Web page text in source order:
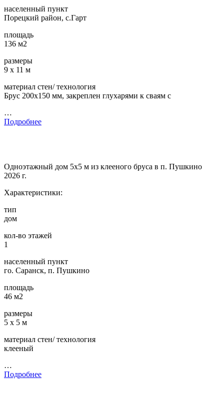
населенный пункт
Порецкий район, с.Гарт
площадь
136 м2
размеры
9 х 11 м
материал стен/ технология
Брус 200х150 мм, закреплен глухарями к сваям с
…
Подробнее
Одноэтажный дом 5х5 м из клееного бруса в п. Пушкино
2026 г.
Характеристики:
тип
дом
кол-во этажей
1
населенный пункт
го. Саранск, п. Пушкино
площадь
46 м2
размеры
5 х 5 м
материал стен/ технология
клееный
…
Подробнее